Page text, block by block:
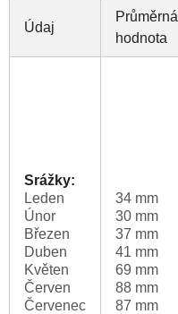
Údaj
Průměrná
hodnota
Srážky:
Leden
Únor
Březen
Duben
Květen
Červen
Červenec
34 mm
30 mm
37 mm
41 mm
69 mm
88 mm
87 mm